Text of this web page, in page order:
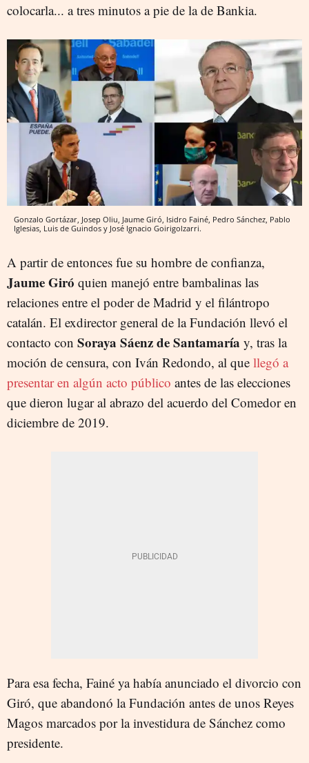
colocarla... a tres minutos a pie de la de Bankia.
Gonzalo Gortázar, Josep Oliu, Jaume Giró, Isidro Fainé, Pedro Sánchez, Pablo
Iglesias, Luis de Guindos y José Ignacio Goirigolzarri.
A partir de entonces fue su hombre de confianza,
Jaume Giró quien manejó entre bambalinas las
relaciones entre el poder de Madrid y el filántropo
catalán. El exdirector general de la Fundación llevó el
contacto con Soraya Sáenz de Santamaría y, tras la
moción de censura, con Iván Redondo, al que llegó a
presentar en algún acto público antes de las elecciones
que dieron lugar al abrazo del acuerdo del Comedor en
diciembre de 2019.
Para esa fecha, Fainé ya había anunciado el divorcio con
Giró, que abandonó la Fundación antes de unos Reyes
Magos marcados por la investidura de Sánchez como
presidente.